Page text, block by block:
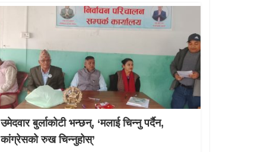
उमेदवार बुर्लाकोटी भन्छन्, ‘मलाई चिन्नु पर्दैन,
कांग्रेसको रुख चिन्नुहोस्’